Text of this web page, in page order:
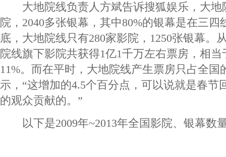
大地院线负责人方斌告诉搜狐娱乐，大地
院，2040多张银幕，其中80%的银幕是在三四
底，大地院线只有280家影院，1250张银幕。
院线旗下影院共获得1亿1千万左右票房，相
11%。而在平时，大地院线产生票房只占全国
示，“这增加的4.5个百分点，可以说就是春节
的观众贡献的。”
以下是2009年~2013年全国影院、银幕数